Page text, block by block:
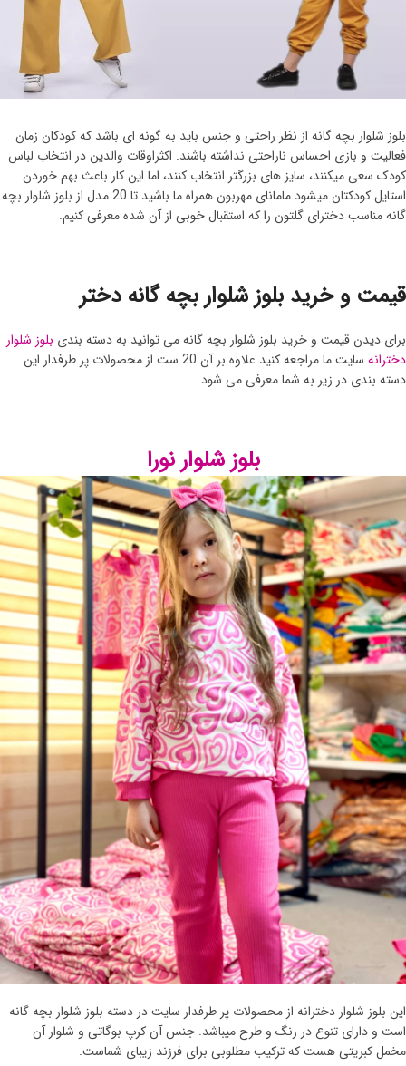
بلوز شلوار بچه گانه از نظر راحتی و جنس باید به گونه ای باشد که کودکان زمان
فعالیت و بازی احساس ناراحتی نداشته باشند. اکثراوقات والدین در انتخاب لباس
کودک سعی میکنند، سایز های بزرگتر انتخاب کنند، اما این کار باعث بهم خوردن
استایل کودکتان میشود مامانای مهربون همراه ما باشید تا 20 مدل از بلوز شلوار بچه
گانه مناسب دخترای گلتون را که استقبال خوبی از آن شده معرفی کنیم.
قیمت و خرید بلوز شلوار بچه گانه دختر
برای دیدن قیمت و خرید بلوز شلوار بچه گانه می توانید به دسته بندی بلوز شلوار
دخترانه
سایت ما مراجعه کنید علاوه بر آن 20 ست از محصولات پر طرفدار این
دسته بندی در زیر به شما معرفی می شود.
بلوز شلوار نورا
این بلوز شلوار دخترانه از محصولات پر طرفدار سایت در دسته بلوز شلوار بچه گانه
است و دارای تنوع در رنگ و طرح میباشد. جنس آن کرپ بوگاتی و شلوار آن
مخمل کبریتی هست که ترکیب مطلوبی برای فرزند زیبای شماست.